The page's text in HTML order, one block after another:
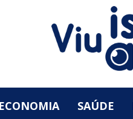
ECONOMIA SAÚDE